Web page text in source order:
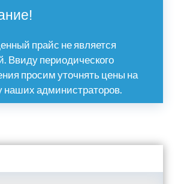
прайс не является
Ввиду периодического
просим уточнять цены на
наших администраторов.